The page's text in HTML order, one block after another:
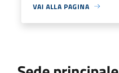
VAI ALLA PAGINA